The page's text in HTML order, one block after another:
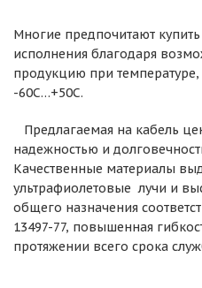
Многие предпочитают
исполнения благодаря
продукцию при
-60С…+50С.
Предлагаемая на кабель
надежностью и
Качественные материалы
ультрафиолетовые лучи и
общего назначения
13497-77, повышенная
протяжении всего срока